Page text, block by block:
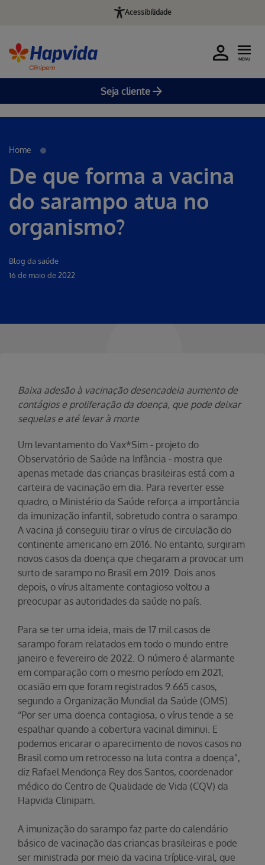
Pular para o Conteúdo principal
Acessibilidade
Seja cliente
MENU
Home
De que forma a vacina
do sarampo atua no
organismo?
Blog da saúde
16 de maio de 2022
Baixa adesão à vacinação desencadeia aumento de
contágios e proliferação da doença, que pode deixar
sequelas e até levar à morte
Um levantamento do Vax*Sim - projeto do
Observatório de Saúde na Infância - mostra que
apenas metade das crianças brasileiras está com a
carteira de vacinação em dia. Para reverter esse
quadro, o Ministério da Saúde reforça a importância
da imunização infantil, sobretudo contra o sarampo.
A vacina já conseguiu tirar o vírus de circulação do
continente americano em 2016. No entanto, surgiram
novos casos da doença que chegaram a provocar um
surto de sarampo no Brasil em 2019. Dois anos
depois, o vírus altamente contagioso voltou a
preocupar as autoridades da saúde no país.
Para se ter uma ideia, mais de 17 mil casos de
sarampo foram relatados em todo o mundo entre
janeiro e fevereiro de 2022. O número é alarmante
em comparação com o mesmo período em 2021,
ocasião em que foram registrados 9.665 casos,
segundo a Organização Mundial da Saúde (OMS).
“Por ser uma doença contagiosa, o vírus tende a se
espalhar quando a cobertura vacinal diminui. E
podemos encarar o aparecimento de novos casos no
Brasil como um retrocesso na luta contra a doença”,
diz Rafael Mendonça Rey dos Santos, coordenador
médico do Centro de Qualidade de Vida (CQV) da
Hapvida Clinipam.
A imunização do sarampo faz parte do calendário
básico de vacinação das crianças brasileiras e pode
ser ministrada por meio da vacina tríplice-viral, que